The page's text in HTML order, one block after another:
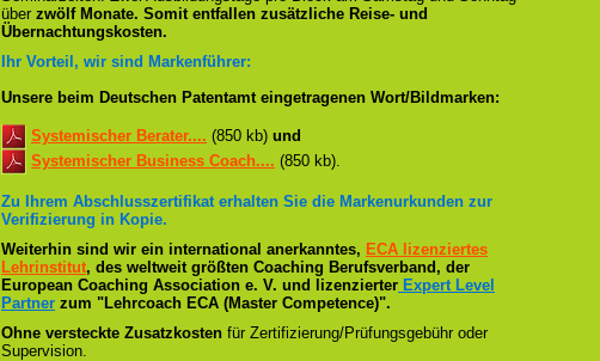
über zwölf Monate. Somit entfallen zusätzliche Reise- und
Übernachtungskosten.
Ihr Vorteil, wir sind Markenführer:
Unsere beim Deutschen Patentamt eingetragenen Wort/Bildmarken:
Systemischer Berater.... (850 kb) und
Systemischer Business Coach.... (850 kb).
Zu Ihrem Abschlusszertifikat erhalten Sie die Markenurkunden zur
Verifizierung in Kopie.
Weiterhin sind wir ein international anerkanntes, ECA lizenziertes
Lehrinstitut, des weltweit größten Coaching Berufsverband, der
European Coaching Association e. V. und lizenzierter Expert Level
Partner zum "Lehrcoach ECA (Master Competence)".
Ohne versteckte Zusatzkosten für Zertifizierung/Prüfungsgebühr oder
Supervision.